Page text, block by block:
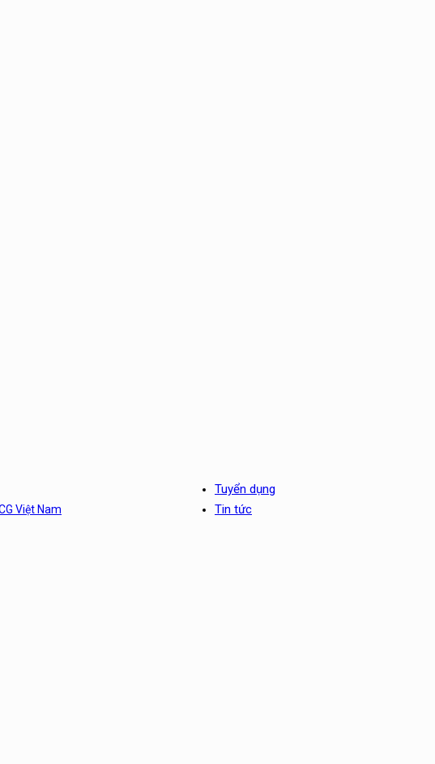
Việt Nam
Tuyển dụng
Tin tức